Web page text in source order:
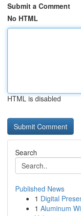
Submit a Comment
No HTML
HTML is disabled
Search
Published News
1 Digital
1 Aluminum